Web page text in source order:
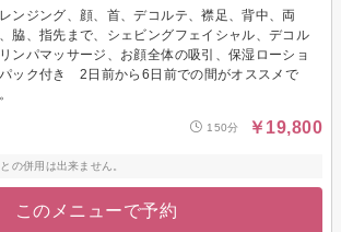
ンジング、顔、首、デコルテ、襟足、背中、両
脇、指先まで、シェビングフェイシャル、デコル
ンパマッサージ、お顔全体の吸引、保湿ローショ
ック付き 2日前から6日前での間がオススメで
150分 ￥19,800
の併用は出来ません。
このメニューで予約